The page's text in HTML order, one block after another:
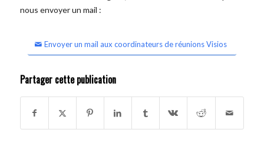
nous envoyer un mail :
Envoyer un mail aux coordinateurs de réunions Visios
Partager cette publication